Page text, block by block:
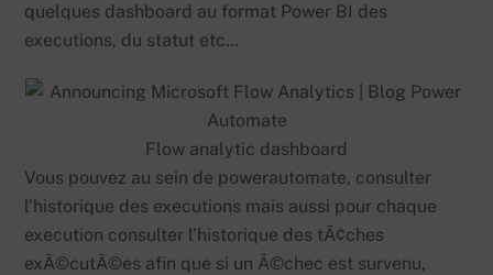
quelques dashboard au format Power BI des
executions, du statut etc…
Flow analytic dashboard
Vous pouvez au sein de powerautomate, consulter
l’historique des executions mais aussi pour chaque
execution consulter l’historique des tÃ¢ches
exÃ©cutÃ©es afin que si un Ã©chec est survenu,